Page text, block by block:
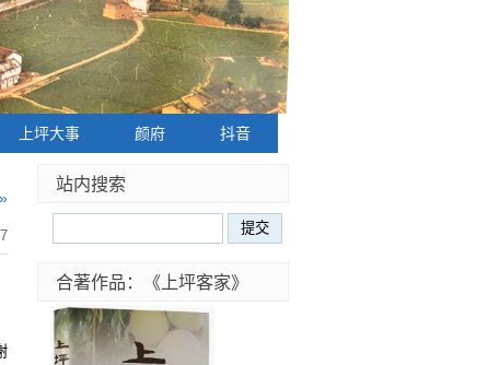
上坪大事 颜府 抖音
站内搜索
合著作品：《上坪客家》